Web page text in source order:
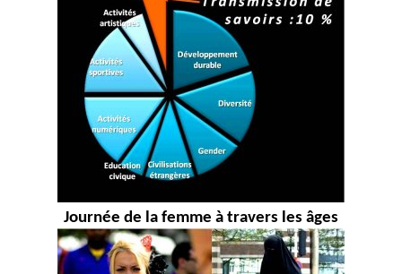
Journée de la femme à travers les âges